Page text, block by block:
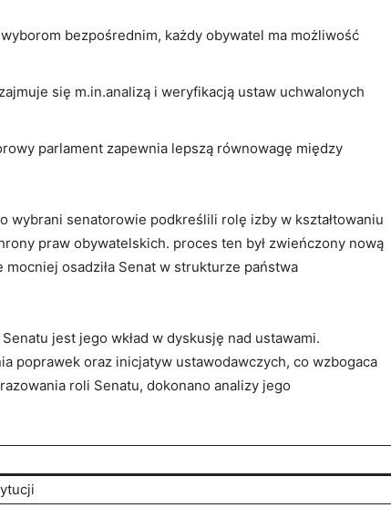
bezpośrednim, każdy obywatel ma możliwość
się m.in.analizą i weryfikacją ustaw uchwalonych
parlament zapewnia lepszą równowagę między
wybrani senatorowie podkreślili rolę izby w kształtowaniu
praw obywatelskich. proces ten był zwieńczony nową
osadziła Senat w strukturze państwa
jest jego wkład w dyskusję nad ustawami.
poprawek oraz inicjatyw ustawodawczych, co wzbogaca
roli Senatu, dokonano analizy jego